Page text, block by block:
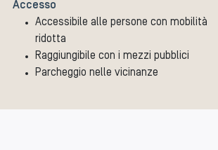
Accesso
Accessibile alle persone con mobilità
ridotta
Raggiungibile con i mezzi pubblici
Parcheggio nelle vicinanze